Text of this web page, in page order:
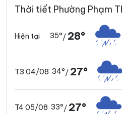
Thời tiết Phường Phạm
Hiện tại 35°/ 28°
T3 04/08 34°/ 27°
T4 05/08 33°/ 27°